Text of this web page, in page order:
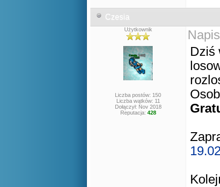
Czesia
Użytkownik
Liczba postów: 150
Liczba wątków: 11
Dołączył: Nov 2018
Reputacja: 428
Dziś